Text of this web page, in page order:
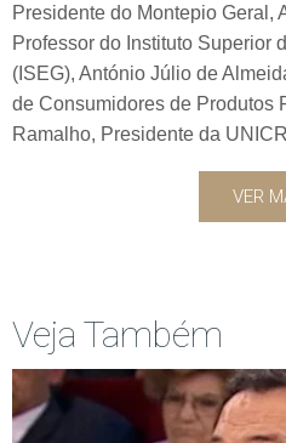
Presidente do Montepio Geral,
Professor do Instituto Superior
(ISEG), António Júlio de
de Consumidores de Produtos
Ramalho, Presidente da
VER
Veja Também